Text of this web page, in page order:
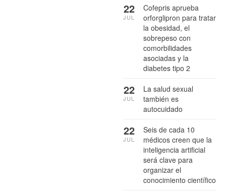
Cofepris aprueba
orforglipron para tratar
la obesidad, el
sobrepeso con
comorbilidades
asociadas y la
diabetes tipo 2
22
JUL
La salud sexual
también es
autocuidado
22
JUL
Seis de cada 10
médicos creen que la
inteligencia artificial
será clave para
organizar el
conocimiento científico
22
JUL